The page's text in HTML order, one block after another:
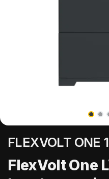
FLEXVOLT ONE
FlexVolt One